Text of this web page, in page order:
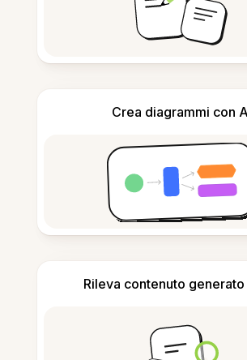
Crea diagrammi con
Rileva contenuto generato